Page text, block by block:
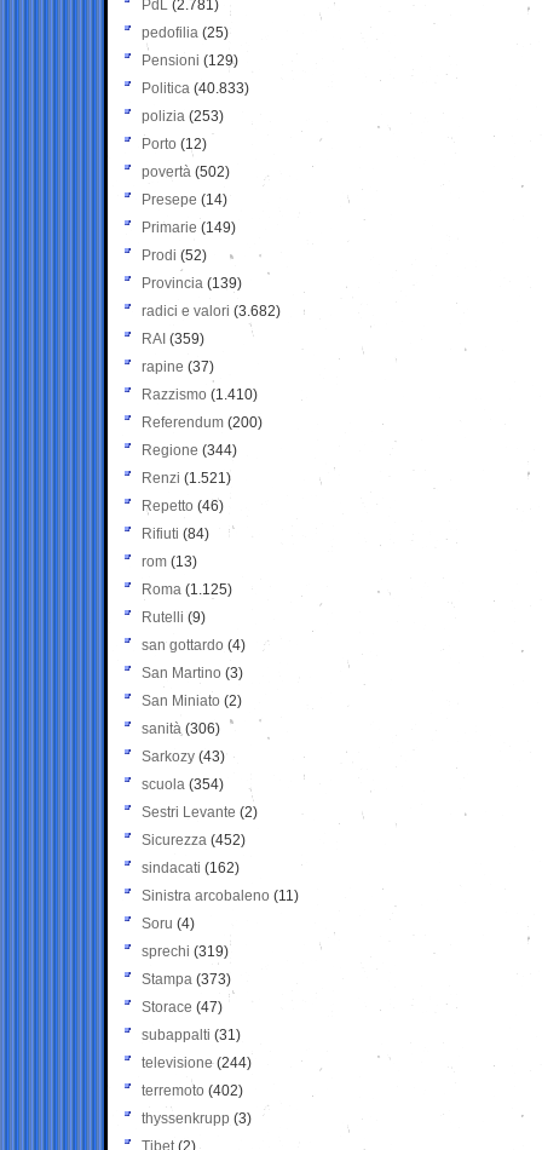
PdL (2.781)
pedofilia (25)
Pensioni (129)
Politica (40.833)
polizia (253)
Porto (12)
povertà (502)
Presepe (14)
Primarie (149)
Prodi (52)
Provincia (139)
radici e valori (3.682)
RAI (359)
rapine (37)
Razzismo (1.410)
Referendum (200)
Regione (344)
Renzi (1.521)
Repetto (46)
Rifiuti (84)
rom (13)
Roma (1.125)
Rutelli (9)
san gottardo (4)
San Martino (3)
San Miniato (2)
sanità (306)
Sarkozy (43)
scuola (354)
Sestri Levante (2)
Sicurezza (452)
sindacati (162)
Sinistra arcobaleno (11)
Soru (4)
sprechi (319)
Stampa (373)
Storace (47)
subappalti (31)
televisione(244)
terremoto (402)
thyssenkrupp (3)
Tibet(2)